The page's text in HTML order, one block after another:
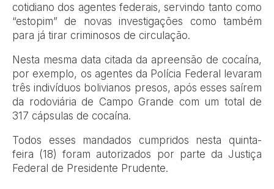
cotidiano dos agentes federais, servindo tanto como
“estopim” de novas investigações como também
para já tirar criminosos de circulação.
Nesta mesma data citada da apreensão de cocaína,
por exemplo, os agentes da Polícia Federal levaram
três indivíduos bolivianos presos, após esses saírem
da rodoviária de Campo Grande com um total de
317 cápsulas de cocaína.
Todos esses mandados cumpridos nesta quinta-
feira (18) foram autorizados por parte da Justiça
Federal de Presidente Prudente.